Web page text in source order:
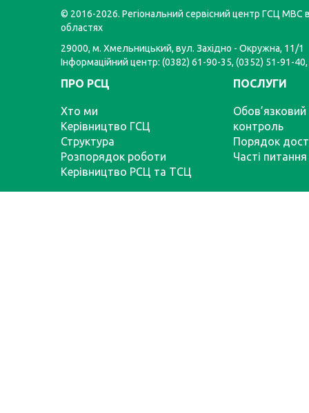
© 2016-2026. Регіональний сервісний центр ГСЦ МВС
областях
29000, м. Хмельницький, вул. Західно - Окружна, 11/1
Інформаційний центр: (0382) 61-90-35, (0352) 51-91-
ПРО РСЦ
Хто ми
Керівництво ГСЦ
Структура
Розпорядок роботи
Керівництво РСЦ та ТСЦ
ПОСЛУГИ
Обов’язковий
контроль
Порядок
Часті питання